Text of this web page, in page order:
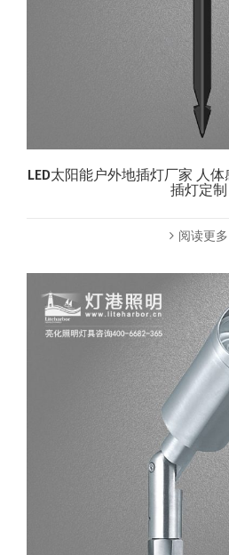
LED太阳能户外地插灯厂家 人
插灯定制
阅读更多